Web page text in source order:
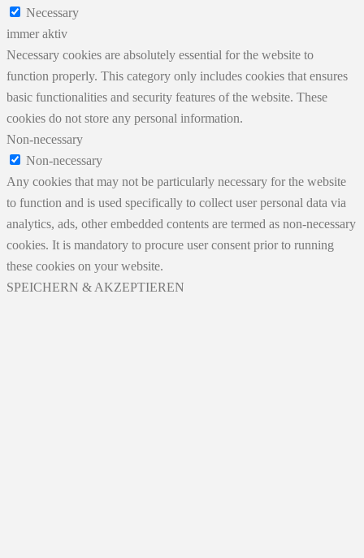
Necessary
immer aktiv
Necessary cookies are absolutely essential for the website to
function properly. This category only includes cookies that ensures
basic functionalities and security features of the website. These
cookies do not store any personal information.
Non-necessary
Non-necessary
Any cookies that may not be particularly necessary for the website
to function and is used specifically to collect user personal data via
analytics, ads, other embedded contents are termed as non-necessary
cookies. It is mandatory to procure user consent prior to running
these cookies on your website.
SPEICHERN & AKZEPTIEREN